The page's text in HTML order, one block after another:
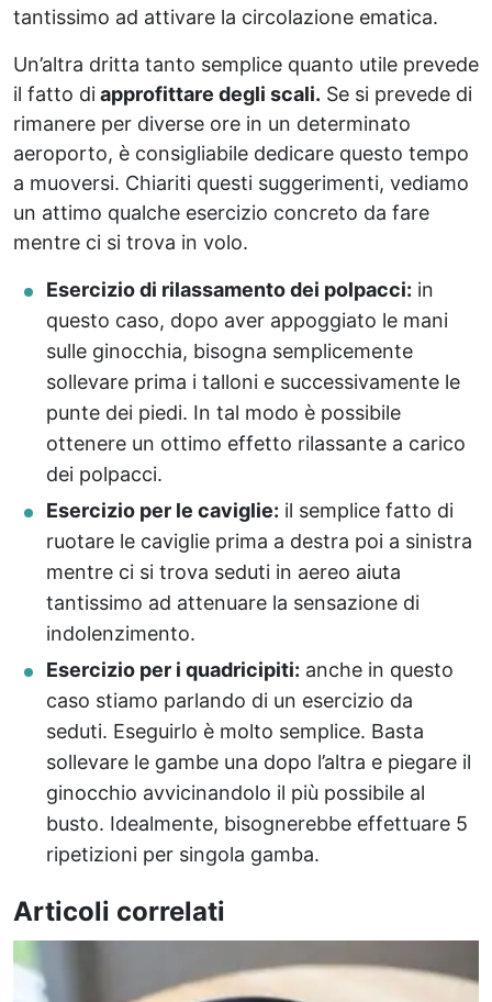
tantissimo ad attivare la circolazione ematica.
Un’altra dritta tanto semplice quanto utile prevede
il fatto diapprofittare degli scali. Se si prevede di
rimanere per diverse ore in un determinato
aeroporto, è consigliabile dedicare questo tempo
a muoversi. Chiariti questi suggerimenti, vediamo
un attimo qualche esercizio concreto da fare
mentre ci si trova in volo.
Esercizio di rilassamento dei polpacci: in
questo caso, dopo aver appoggiato le mani
sulle ginocchia, bisogna semplicemente
sollevare prima i talloni e successivamente le
punte dei piedi. In tal modo è possibile
ottenere un ottimo effetto rilassante a carico
dei polpacci.
Esercizio per le caviglie: il semplice fatto di
ruotare le caviglie prima a destra poi a sinistra
mentre ci si trova seduti in aereo aiuta
tantissimo ad attenuare la sensazione di
indolenzimento.
Esercizio per i quadricipiti: anche in questo
caso stiamo parlando di un esercizio da
seduti. Eseguirlo è molto semplice. Basta
sollevare le gambe una dopo l’altra e piegare il
ginocchio avvicinandolo il più possibile al
busto. Idealmente, bisognerebbe effettuare 5
ripetizioni per singola gamba.
Articoli correlati